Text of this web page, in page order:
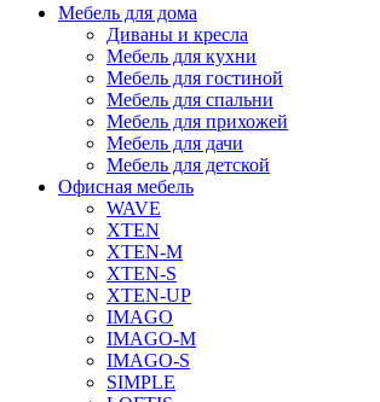
Мебель для дома
Диваны и кресла
Мебель для кухни
Мебель для гостиной
Мебель для спальни
Мебель для прихожей
Мебель для дачи
Мебель для детской
Офисная мебель
WAVE
XTEN
XTEN-M
XTEN-S
XTEN-UP
IMAGO
IMAGO-M
IMAGO-S
SIMPLE